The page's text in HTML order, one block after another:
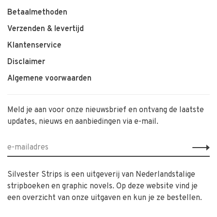
Betaalmethoden
Verzenden & levertijd
Klantenservice
Disclaimer
Algemene voorwaarden
Meld je aan voor onze nieuwsbrief en ontvang de laatste
updates, nieuws en aanbiedingen via e-mail.
Silvester Strips is een uitgeverij van Nederlandstalige
stripboeken en graphic novels. Op deze website vind je
een overzicht van onze uitgaven en kun je ze bestellen.